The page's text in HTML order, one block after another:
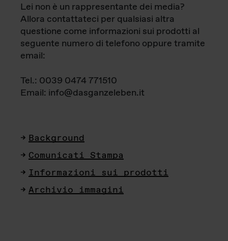
Lei non è un rappresentante dei media?
Allora contattateci per qualsiasi altra
questione come informazioni sui prodotti al
seguente numero di telefono oppure tramite
email:
Tel.: 0039 0474 771510
Email: info@dasganzeleben.it
Background
Comunicati Stampa
Informazioni sui prodotti
Archivio immagini